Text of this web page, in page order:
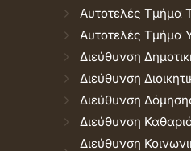
Αυτοτελές Τμήμα
Αυτοτελές Τμήμα
Διεύθυνση
Διεύθυνση
Διεύθυνση
Διεύθυνση
Διεύθυνση